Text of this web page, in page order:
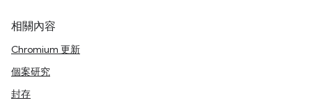
相關內容
Chromium 更新
個案研究
封存